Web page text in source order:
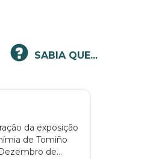
SABIA QUE...
da exposição
de Tomiño
de…